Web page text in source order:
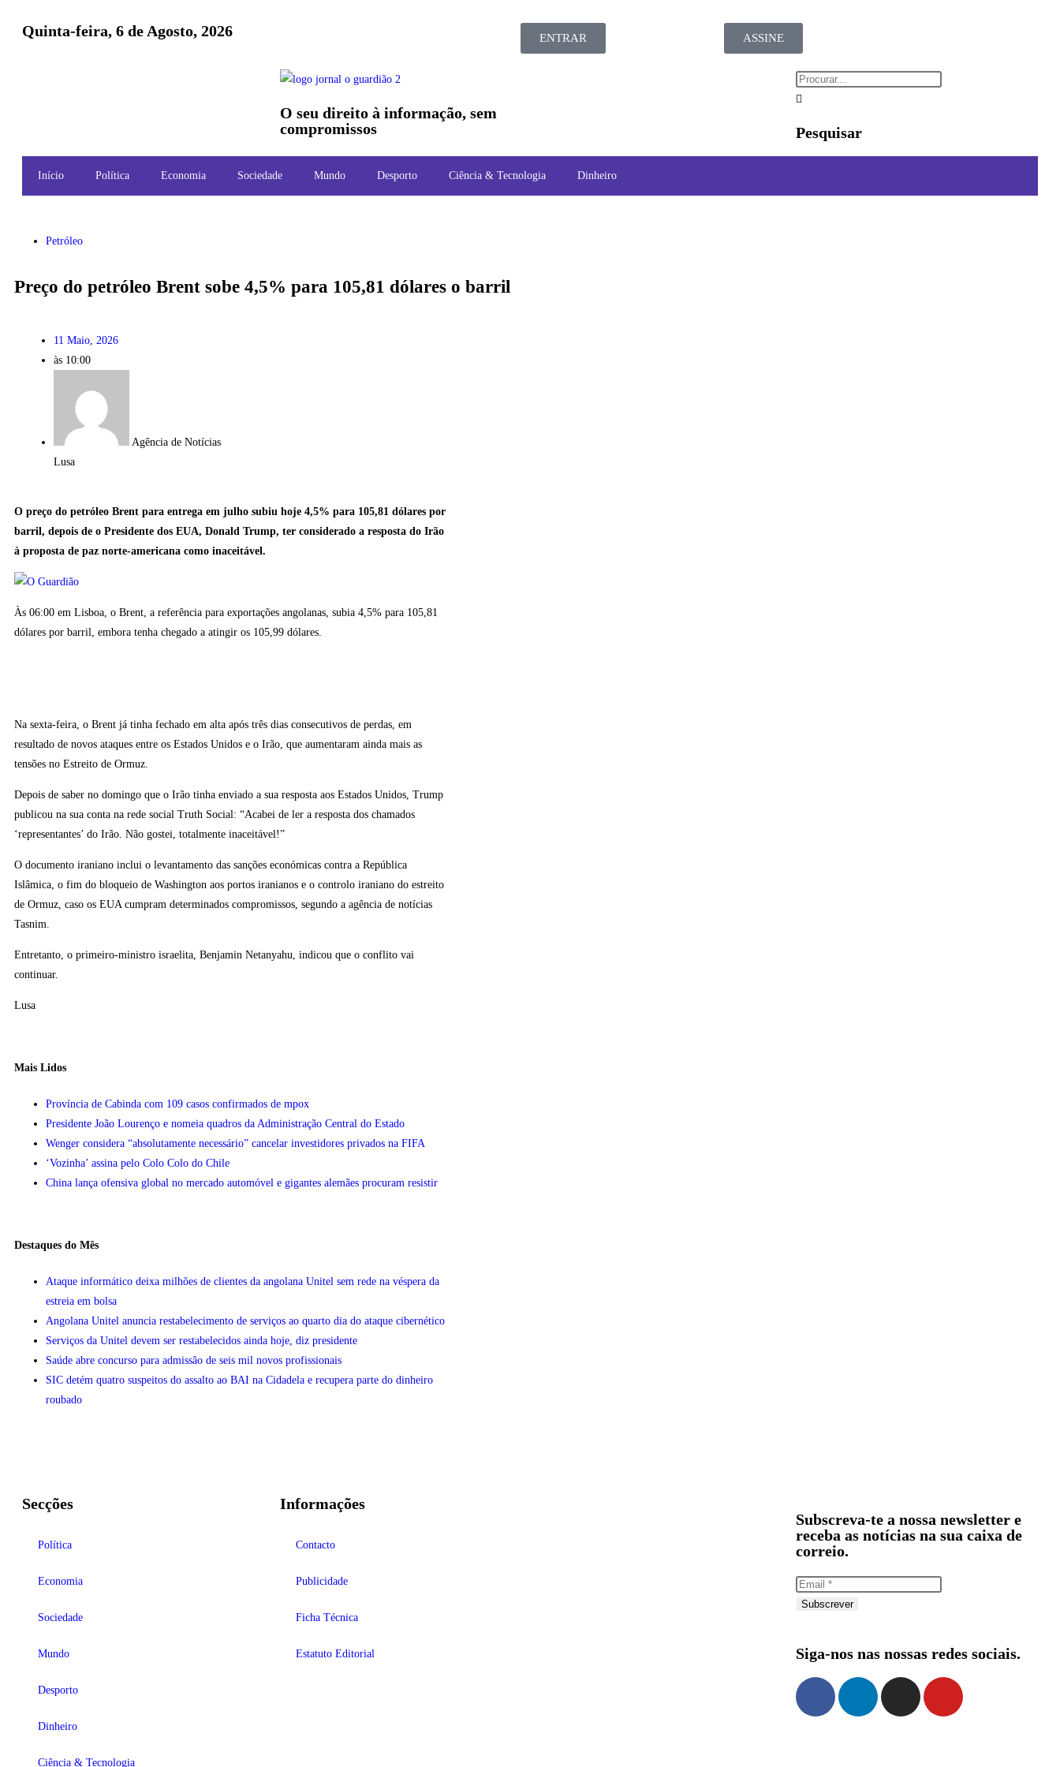
Quinta-feira, 6 de Agosto, 2026 ENTRAR ASSINE
O seu direito à informação, sem
compromissos
Pesquisar
Início Política Economia Sociedade Mundo Desporto Ciência & Tecnologia Dinheiro
Petróleo
Preço do petróleo Brent sobe 4,5% para 105,81 dólares o barril
11 Maio, 2026
às 10:00
Agência de Notícias
Lusa
O preço do petróleo Brent para entrega em julho subiu hoje 4,5% para 105,81 dólares por
barril, depois de o Presidente dos EUA, Donald Trump, ter considerado a resposta do Irão
à proposta de paz norte-americana como inaceitável.
Às 06:00 em Lisboa, o Brent, a referência para exportações angolanas, subia 4,5% para 105,81
dólares por barril, embora tenha chegado a atingir os 105,99 dólares.
Na sexta-feira, o Brent já tinha fechado em alta após três dias consecutivos de perdas, em
resultado de novos ataques entre os Estados Unidos e o Irão, que aumentaram ainda mais as
tensões no Estreito de Ormuz.
Depois de saber no domingo que o Irão tinha enviado a sua resposta aos Estados Unidos, Trump
publicou na sua conta na rede social Truth Social: “Acabei de ler a resposta dos chamados
‘representantes’ do Irão. Não gostei, totalmente inaceitável!”
O documento iraniano inclui o levantamento das sanções económicas contra a República
Islâmica, o fim do bloqueio de Washington aos portos iranianos e o controlo iraniano do estreito
de Ormuz, caso os EUA cumpram determinados compromissos, segundo a agência de notícias
Tasnim.
Entretanto, o primeiro-ministro israelita, Benjamin Netanyahu, indicou que o conflito vai
continuar.
Lusa
Mais Lidos
Província de Cabinda com 109 casos confirmados de mpox
Presidente João Lourenço e nomeia quadros da Administração Central do Estado
Wenger considera “absolutamente necessário” cancelar investidores privados na FIFA
‘Vozinha’ assina pelo Colo Colo do Chile
China lança ofensiva global no mercado automóvel e gigantes alemães procuram resistir
Destaques do Mês
Ataque informático deixa milhões de clientes da angolana Unitel sem rede na véspera da
estreia em bolsa
Angolana Unitel anuncia restabelecimento de serviços ao quarto dia do ataque cibernético
Serviços da Unitel devem ser restabelecidos ainda hoje, diz presidente
Saúde abre concurso para admissão de seis mil novos profissionais
SIC detém quatro suspeitos do assalto ao BAI na Cidadela e recupera parte do dinheiro
roubado
Secções
Política
Economia
Sociedade
Mundo
Desporto
Dinheiro
Ciência & Tecnologia
Informações
Contacto
Publicidade
Ficha Técnica
Estatuto Editorial
Subscreva-te a nossa newsletter e
receba as notícias na sua caixa de
correio.
Subscrever
Siga-nos nas nossas redes sociais.